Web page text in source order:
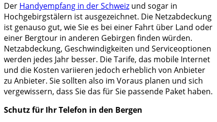
Der Handyempfang in der Schweiz und sogar in
Hochgebirgstälern ist ausgezeichnet. Die Netzabdeckung
ist genauso gut, wie Sie es bei einer Fahrt über Land oder
einer Bergtour in anderen Gebirgen finden würden.
Netzabdeckung, Geschwindigkeiten und Serviceoptionen
werden jedes Jahr besser. Die Tarife, das mobile Internet
und die Kosten variieren jedoch erheblich von Anbieter
zu Anbieter. Sie sollten also im Voraus planen und sich
vergewissern, dass Sie das für Sie passende Paket haben.
Schutz für Ihr Telefon in den Bergen